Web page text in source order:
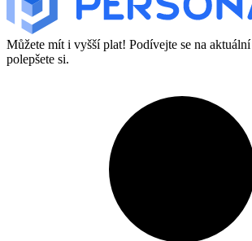
Můžete mít i vyšší plat! Podívejte se na aktuální
polepšete si.